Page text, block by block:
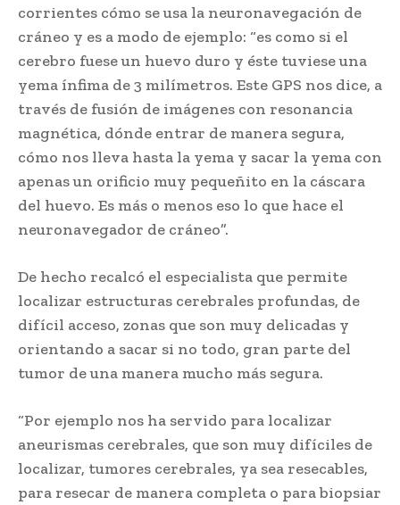
corrientes cómo se usa la neuronavegación de
cráneo y es a modo de ejemplo: “es como si el
cerebro fuese un huevo duro y éste tuviese una
yema ínfima de 3 milímetros. Este GPS nos dice, a
través de fusión de imágenes con resonancia
magnética, dónde entrar de manera segura,
cómo nos lleva hasta la yema y sacar la yema con
apenas un orificio muy pequeñito en la cáscara
del huevo. Es más o menos eso lo que hace el
neuronavegador de cráneo”.
De hecho recalcó el especialista que permite
localizar estructuras cerebrales profundas, de
difícil acceso, zonas que son muy delicadas y
orientando a sacar si no todo, gran parte del
tumor de una manera mucho más segura.
“Por ejemplo nos ha servido para localizar
aneurismas cerebrales, que son muy difíciles de
localizar, tumores cerebrales, ya sea resecables,
para resecar de manera completa o para biopsiar